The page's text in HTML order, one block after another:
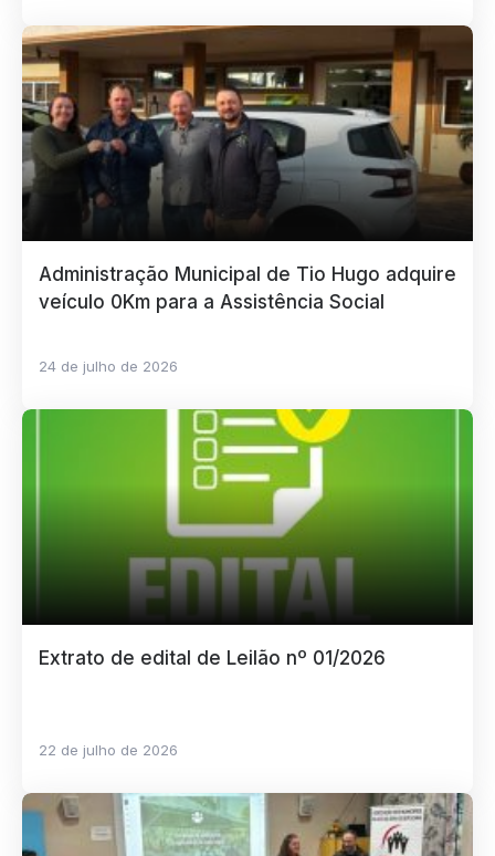
Administração Municipal de Tio Hugo adquire
veículo 0Km para a Assistência Social
24 de julho de 2026
Extrato de edital de Leilão nº 01/2026
22 de julho de 2026